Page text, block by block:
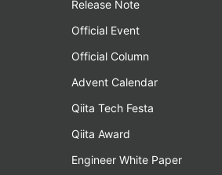
Release Note
Official Event
Official Column
Advent Calendar
Qiita Tech Festa
Qiita Award
Engineer White Paper